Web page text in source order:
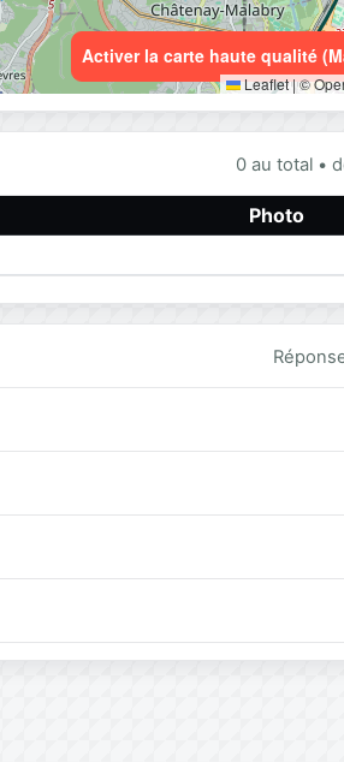
Leaflet|©
Activer la carte haute qualité
0 au total •
Photo